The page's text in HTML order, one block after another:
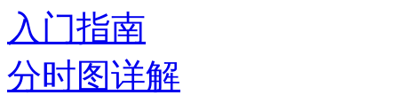
入门指南
分时图详解